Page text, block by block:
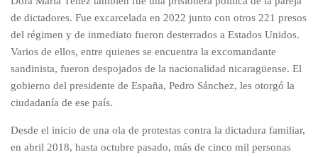
de dictadores. Fue excarcelada en 2022 junto con otros 221 presos
del régimen y de inmediato fueron desterrados a Estados Unidos.
Varios de ellos, entre quienes se encuentra la excomandante
sandinista, fueron despojados de la nacionalidad nicaragüense. El
gobierno del presidente de España, Pedro Sánchez, les otorgó la
ciudadanía de ese país.
Desde el inicio de una ola de protestas contra la dictadura familiar,
en abril 2018, hasta octubre pasado, más de cinco mil personas